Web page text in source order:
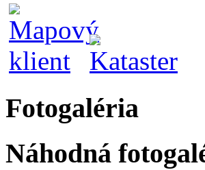
Fotogaléria
Náhodná